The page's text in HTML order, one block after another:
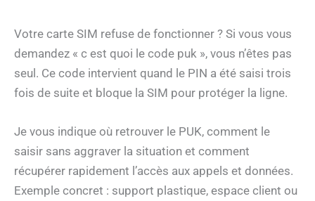
Votre carte SIM refuse de fonctionner ? Si vous vous
demandez « c est quoi le code puk », vous n’êtes pas
seul. Ce code intervient quand le PIN a été saisi trois
fois de suite et bloque la SIM pour protéger la ligne.
Je vous indique où retrouver le PUK, comment le
saisir sans aggraver la situation et comment
récupérer rapidement l’accès aux appels et données.
Exemple concret : support plastique, espace client ou